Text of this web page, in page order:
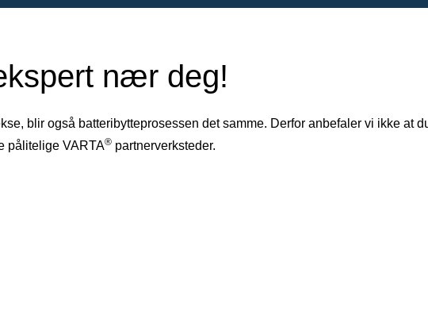
nær deg!
blir også batteribytteprosessen det samme. Derfor anbefaler vi ikke at
pålitelige VARTA® partnerverksteder.